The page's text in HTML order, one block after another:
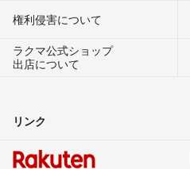
権利侵害について
ラクマ公式ショップ
出店について
リンク